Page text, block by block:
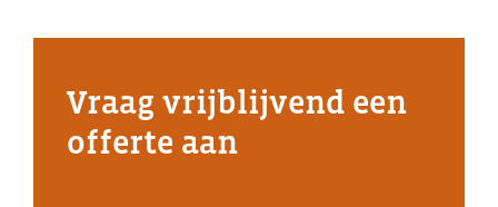
Vraag vrijblijvend een
offerte aan